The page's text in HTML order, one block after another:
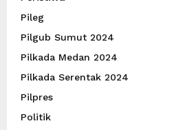
Pileg
Pilgub Sumut 2024
Pilkada Medan 2024
Pilkada Serentak 2024
Pilpres
Politik